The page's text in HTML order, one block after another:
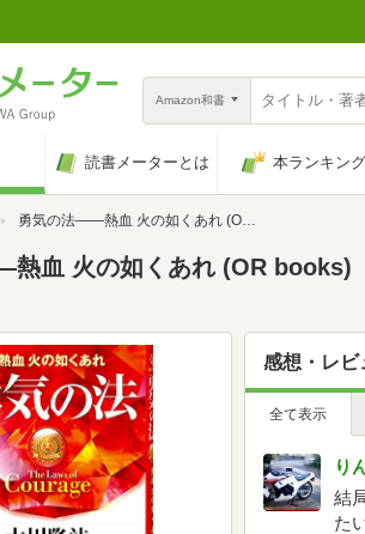
Amazon和書
読書メーターとは 本ランキング
勇気の法――熱血 火の如くあれ (OR books)
血 火の如くあれ (OR books)
感想・レビ
全て表示
り
結
た